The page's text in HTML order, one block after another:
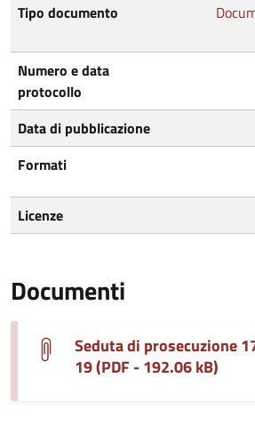
Tipo documento
Numero e data
protocollo
Data di pubblicazione
Formati
Licenze
Documenti
Seduta di prosecuzione
19 (PDF - 192.06 kB)